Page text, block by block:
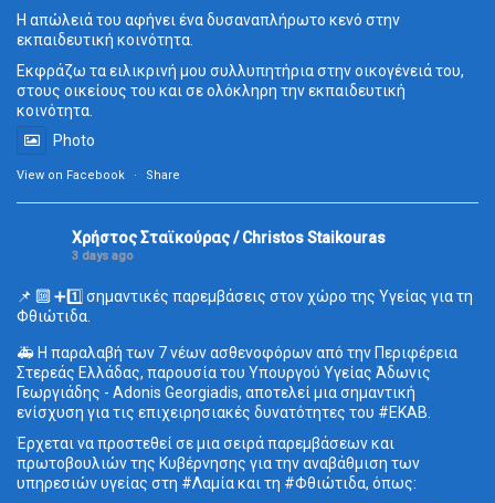
Η απώλειά του αφήνει ένα δυσαναπλήρωτο κενό στην
εκπαιδευτική κοινότητα.
Εκφράζω τα ειλικρινή μου συλλυπητήρια στην οικογένειά του,
στους οικείους του και σε ολόκληρη την εκπαιδευτική
κοινότητα.
Photo
View on Facebook · Share
Χρήστος Σταϊκούρας / Christos Staikouras
3 days ago
📌 🔟 ➕1️⃣ σημαντικές παρεμβάσεις στον χώρο της Υγείας για τη
Φθιώτιδα.
🚑 Η παραλαβή των 7 νέων ασθενοφόρων από την Περιφέρεια
Στερεάς Ελλάδας, παρουσία του Υπουργού Υγείας Άδωνις
Γεωργιάδης - Adonis Georgiadis, αποτελεί μια σημαντική
ενίσχυση για τις επιχειρησιακές δυνατότητες του #ΕΚΑΒ.
Έρχεται να προστεθεί σε μια σειρά παρεμβάσεων και
πρωτοβουλιών της Κυβέρνησης για την αναβάθμιση των
υπηρεσιών υγείας στη #Λαμία και τη #Φθιώτιδα, όπως: